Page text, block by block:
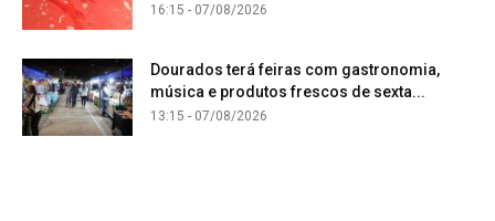
16:15 - 07/08/2026
Dourados terá feiras com gastronomia,
música e produtos frescos de sexta...
13:15 - 07/08/2026